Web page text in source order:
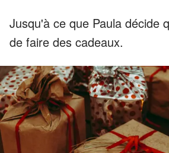
Jusqu'à ce que Paula décide
de faire des cadeaux.